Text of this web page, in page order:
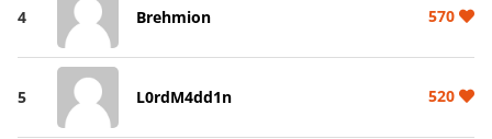
4 Brehmion 570
5 L0rdM4dd1n 520